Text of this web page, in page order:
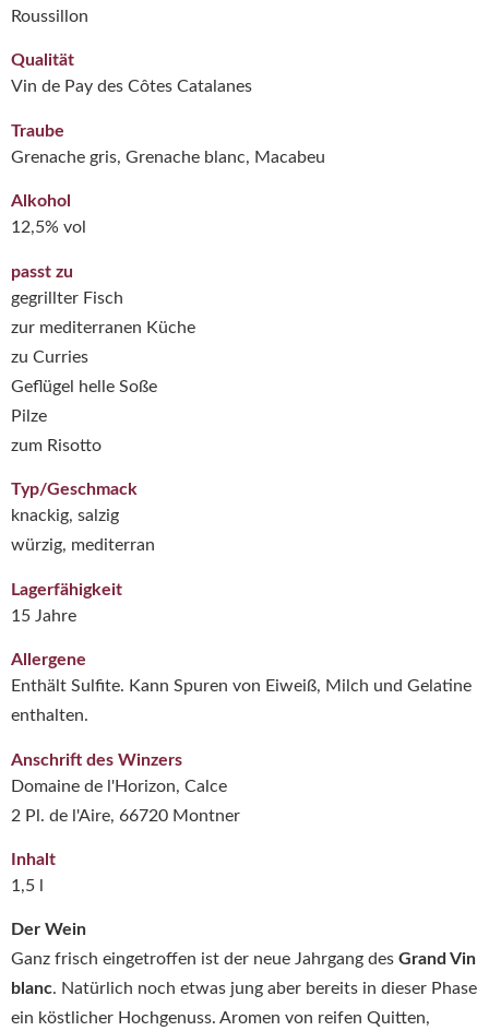
Der Wein
Ganz frisch eingetroffen ist der neue Jahrgang des Grand Vin
blanc. Natürlich noch etwas jung aber bereits in dieser Phase
ein köstlicher Hochgenuss. Aromen von reifen Quitten,
Roussillon
Qualität
Vin de Pay des Côtes Catalanes
Traube
Grenache gris, Grenache blanc, Macabeu
Alkohol
12,5% vol
passt zu
gegrillter Fisch
zur mediterranen Küche
zu Curries
Geflügel helle Soße
Pilze
zum Risotto
Typ/Geschmack
knackig, salzig
würzig, mediterran
Lagerfähigkeit
15 Jahre
Allergene
Enthält Sulfite. Kann Spuren von Eiweiß, Milch und Gelatine
enthalten.
Anschrift des Winzers
Domaine de l'Horizon, Calce
2 Pl. de l'Aire, 66720 Montner
Inhalt
1,5 l